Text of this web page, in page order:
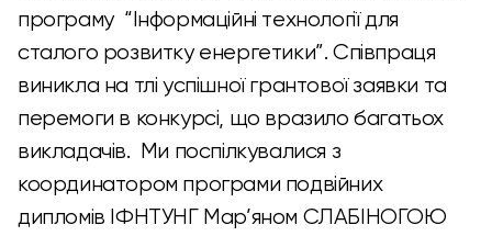
програму “Інформаційні технології для
сталого розвитку енергетики”. Співпраця
виникла на тлі успішної грантової заявки та
перемоги в конкурсі, що вразило багатьох
викладачів. Ми поспілкувалися з
координатором програми подвійних
дипломів ІФНТУНГ Мар’яном СЛАБІНОГОЮ